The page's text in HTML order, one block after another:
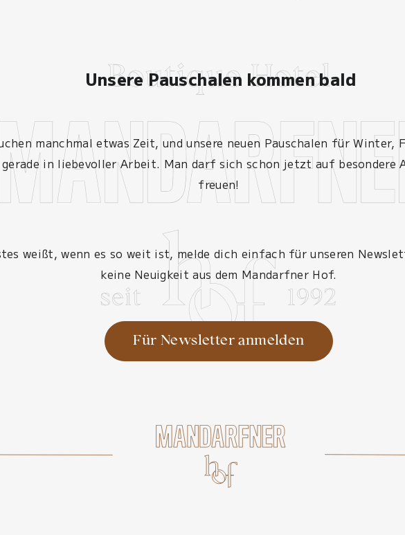
Unsere Pauschalen kommen bald
manchmal etwas Zeit, und unsere neuen Pauschalen für Winter,
in liebevoller Arbeit. Man darf sich schon jetzt auf besondere
freuen!
weißt, wenn es so weit ist, melde dich einfach für unseren
keine Neuigkeit aus dem Mandarfner Hof.
Für Newsletter anmelden